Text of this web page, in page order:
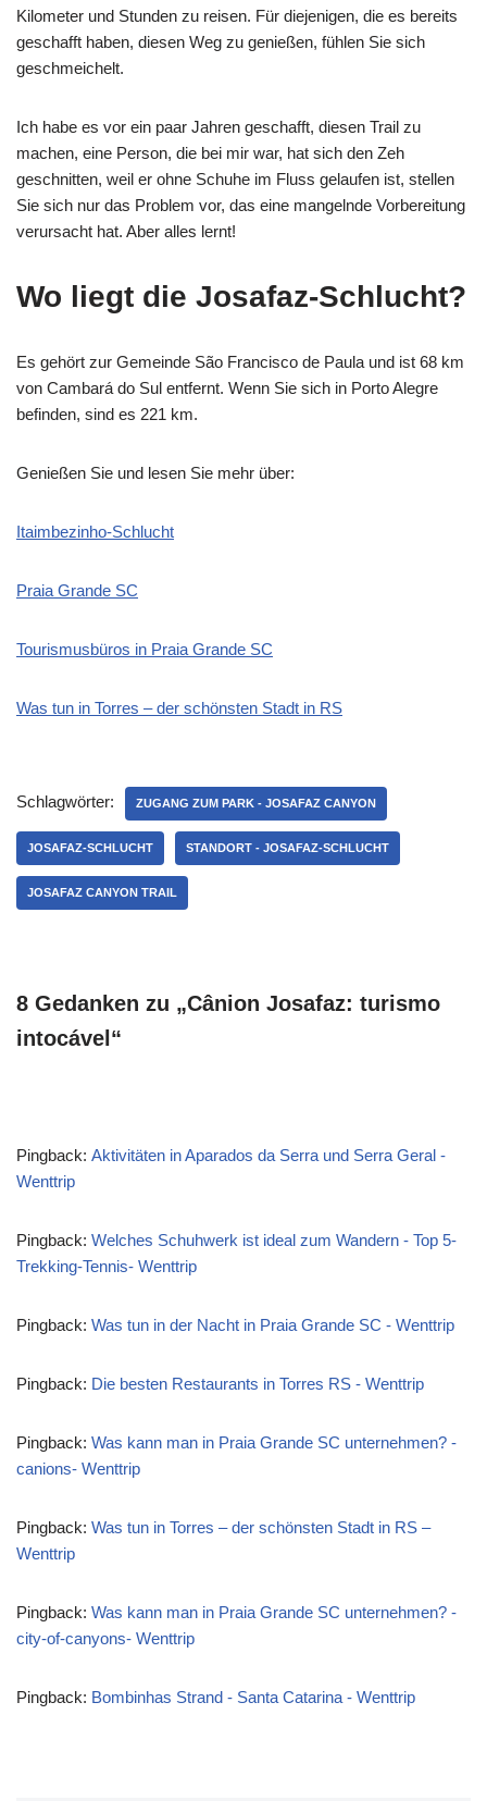
Kilometer und Stunden zu reisen. Für diejenigen, die es bereits
geschafft haben, diesen Weg zu genießen, fühlen Sie sich
geschmeichelt.
Ich habe es vor ein paar Jahren geschafft, diesen Trail zu
machen, eine Person, die bei mir war, hat sich den Zeh
geschnitten, weil er ohne Schuhe im Fluss gelaufen ist, stellen
Sie sich nur das Problem vor, das eine mangelnde Vorbereitung
verursacht hat. Aber alles lernt!
Wo liegt die Josafaz-Schlucht?
Es gehört zur Gemeinde São Francisco de Paula und ist 68 km
von Cambará do Sul entfernt. Wenn Sie sich in Porto Alegre
befinden, sind es 221 km.
Genießen Sie und lesen Sie mehr über:
Itaimbezinho-Schlucht
Praia Grande SC
Tourismusbüros in Praia Grande SC
Was tun in Torres – der schönsten Stadt in RS
Schlagwörter: ZUGANG ZUM PARK - JOSAFAZ CANYON
JOSAFAZ-SCHLUCHT STANDORT - JOSAFAZ-SCHLUCHT
JOSAFAZ CANYON TRAIL
8 Gedanken zu „Cânion Josafaz: turismo
intocável“
Pingback: Aktivitäten in Aparados da Serra und Serra Geral -
Wenttrip
Pingback: Welches Schuhwerk ist ideal zum Wandern - Top 5-
Trekking-Tennis- Wenttrip
Pingback: Was tun in der Nacht in Praia Grande SC - Wenttrip
Pingback: Die besten Restaurants in Torres RS - Wenttrip
Pingback: Was kann man in Praia Grande SC unternehmen? -
canions- Wenttrip
Pingback: Was tun in Torres – der schönsten Stadt in RS –
Wenttrip
Pingback: Was kann man in Praia Grande SC unternehmen? -
city-of-canyons- Wenttrip
Pingback: Bombinhas Strand - Santa Catarina - Wenttrip